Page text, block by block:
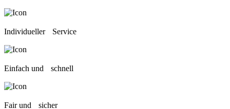
Individueller Service
Einfach und schnell
Fair und sicher